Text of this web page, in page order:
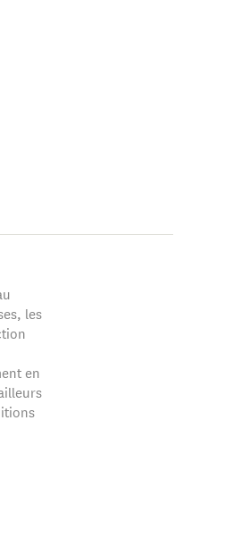
les
en